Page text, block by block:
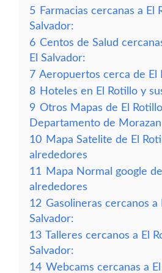
5 Farmacias cercanas a El
Salvador:
6 Centos de Salud
El Salvador:
7 Aeropuertos cerca de El
8 Hoteles en El Rotillo y
9 Otros Mapas de El
Departamento de
10 Mapa Satelite de El
alrededores
11
Mapa Normal google
alrededores
12 Gasolineras cercanos a
Salvador:
13 Talleres cercanos a El
Salvador:
14 Webcams cercanas a